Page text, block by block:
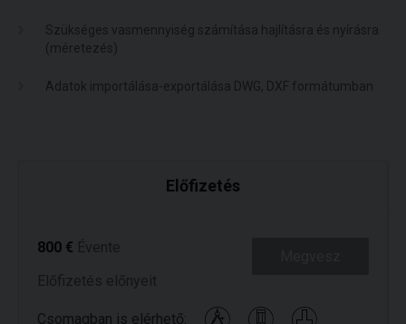
Szükséges vasmennyiség számítása hajlításra és nyírásra
(méretezés)
Adatok importálása-exportálása DWG, DXF formátumban
Előfizetés
800 €
Csomagban is elérhető: